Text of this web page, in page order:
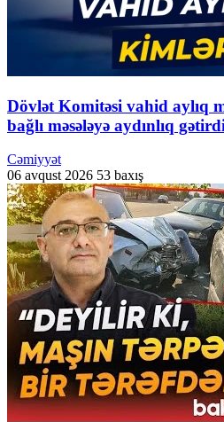
Dövlət Komitəsi vahid aylıq
bağlı məsələyə aydınlıq
Cəmiyyət
06 avqust 2026 53 baxış